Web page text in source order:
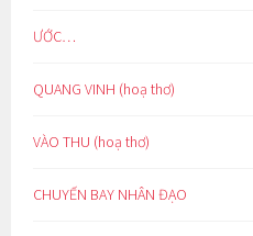
ƯỚC…
QUANG VINH (hoạ thơ)
VÀO THU (hoạ thơ)
CHUYẾN BAY NHÂN ĐẠO